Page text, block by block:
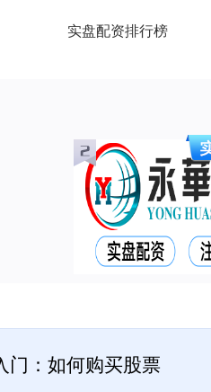
实盘配资排行榜
门：如何购买股票